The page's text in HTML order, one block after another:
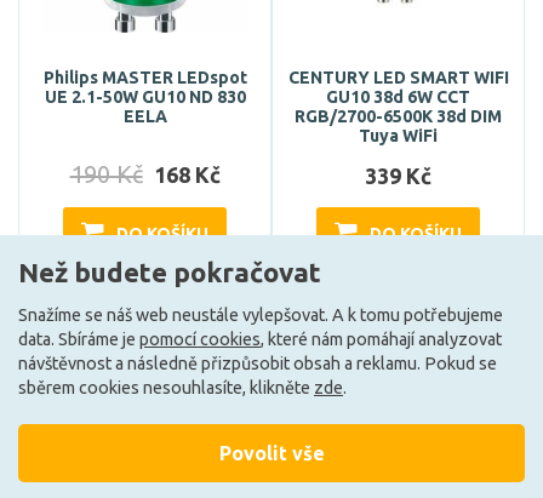
Philips MASTER LEDspot
UE 2.1-50W GU10 ND 830
EELA
190 Kč 168 Kč
DO KOŠÍKU
Skladem e-shop (4 ks)
CENTURY LED SMART WIFI
GU10 38d 6W CCT
RGB/2700-6500K 38d DIM
Tuya WiFi
339 Kč
DO KOŠÍKU
Může být u Vás 15. 9.
G A
Než budete pokračovat
Snažíme se náš web neustále vylepšovat. A k tomu potřebujeme
data. Sbíráme je pomocí cookies, které nám pomáhají analyzovat
návštěvnost a následně přizpůsobit obsah a reklamu. Pokud se
sběrem cookies nesouhlasíte, klikněte zde.
Povolit vše